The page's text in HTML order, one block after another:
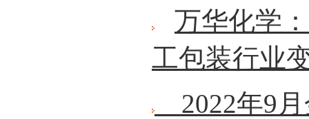
万华化学
工包装行业
2022年9月